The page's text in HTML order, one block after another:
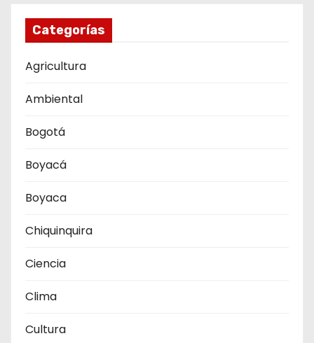
Categorías
Agricultura
Ambiental
Bogotá
Boyacá
Boyaca
Chiquinquira
Ciencia
Clima
Cultura